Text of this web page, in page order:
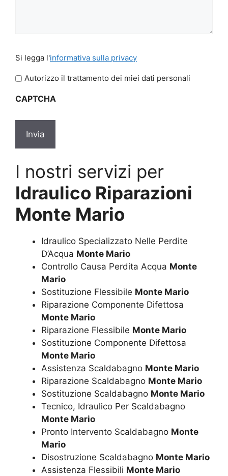
legga
l'informativa
privacy
Si legga l'informativa sulla privacy
Autorizzo il trattamento dei miei dati personali
CAPTCHA
I nostri servizi per
Idraulico Riparazioni
Monte Mario
Idraulico Specializzato Nelle Perdite
D’Acqua Monte Mario
Controllo Causa Perdita Acqua Monte
Mario
Sostituzione Flessibile Monte Mario
Riparazione Componente Difettosa
Monte Mario
Riparazione Flessibile Monte Mario
Sostituzione Componente Difettosa
Monte Mario
Assistenza Scaldabagno Monte Mario
Riparazione Scaldabagno Monte Mario
Sostituzione Scaldabagno Monte Mario
Tecnico, Idraulico Per Scaldabagno
Monte Mario
Pronto Intervento Scaldabagno Monte
Mario
Disostruzione Scaldabagno Monte Mario
Assistenza Flessibili Monte Mario